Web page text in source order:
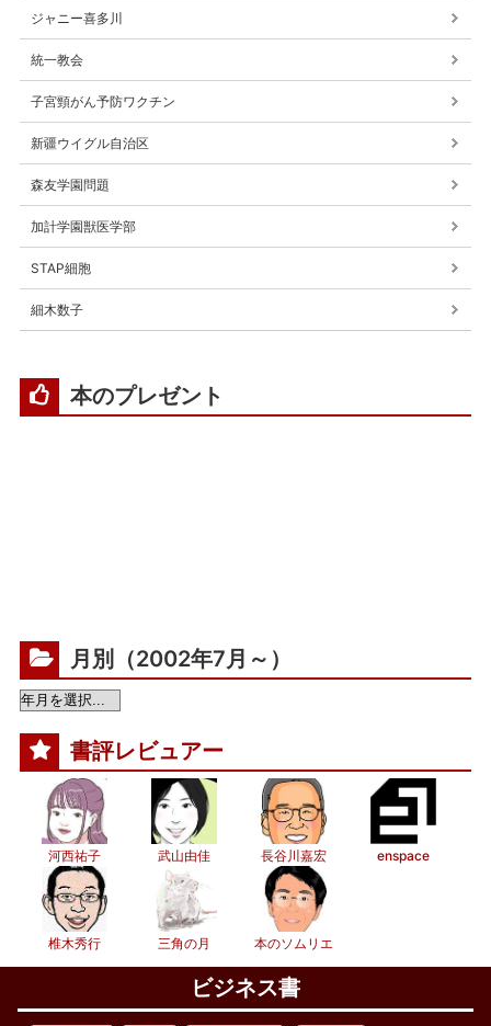
ジャニー喜多川
統一教会
子宮頸がん予防ワクチン
新疆ウイグル自治区
森友学園問題
加計学園獣医学部
STAP細胞
細木数子
本のプレゼント
月別（2002年7月～）
書評レビュアー
河西祐子 武山由佳 長谷川嘉宏 enspace
椎木秀行 三角の月 本のソムリエ
ビジネス書